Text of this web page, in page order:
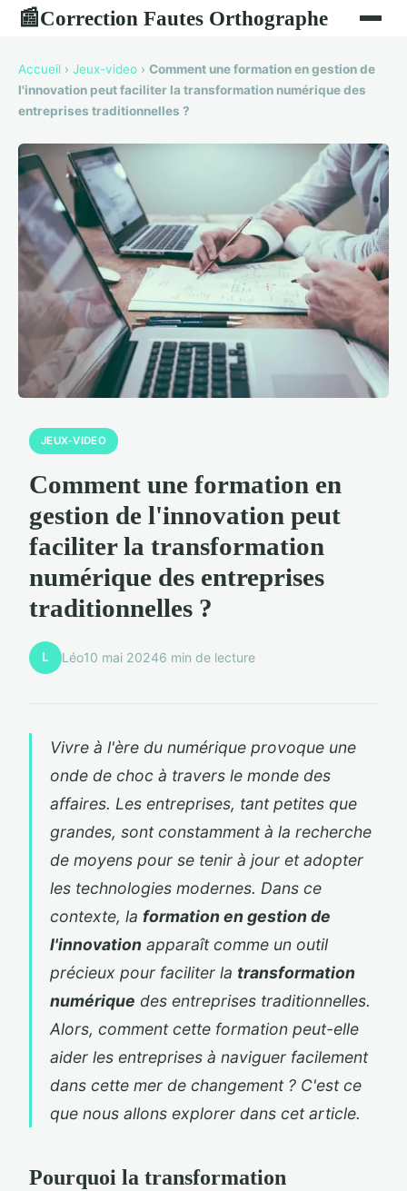
📰Correction Fautes Orthographe
Accueil › Jeux-video › Comment une formation en gestion de
l'innovation peut faciliter la transformation numérique des
entreprises traditionnelles ?
JEUX-VIDEO
Comment une formation en
gestion de l'innovation peut
faciliter la transformation
numérique des entreprises
traditionnelles ?
L Léo10 mai 20246 min de lecture
Vivre à l'ère du numérique provoque une
onde de choc à travers le monde des
affaires. Les entreprises, tant petites que
grandes, sont constamment à la recherche
de moyens pour se tenir à jour et adopter
les technologies modernes. Dans ce
contexte, la formation en gestion de
l'innovation apparaît comme un outil
précieux pour faciliter la transformation
numérique des entreprises traditionnelles.
Alors, comment cette formation peut-elle
aider les entreprises à naviguer facilement
dans cette mer de changement ? C'est ce
que nous allons explorer dans cet article.
Pourquoi la transformation